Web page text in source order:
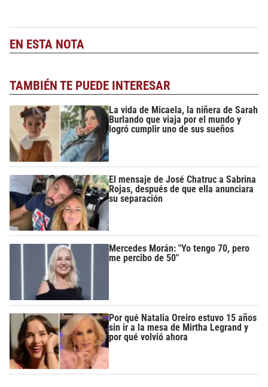
EN ESTA NOTA
TAMBIÉN TE PUEDE INTERESAR
La vida de Micaela, la niñera de Sarah
Burlando que viaja por el mundo y
logró cumplir uno de sus sueños
El mensaje de José Chatruc a Sabrina
Rojas, después de que ella anunciara
su separación
Mercedes Morán: "Yo tengo 70, pero
me percibo de 50"
Por qué Natalia Oreiro estuvo 15 años
sin ir a la mesa de Mirtha Legrand y
por qué volvió ahora